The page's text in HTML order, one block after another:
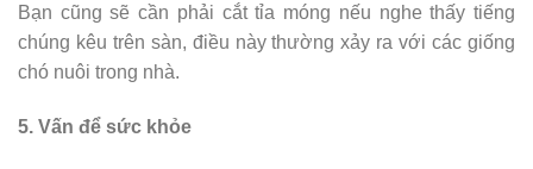
Bạn cũng sẽ cần phải cắt tỉa móng nếu nghe thấy tiếng
chúng kêu trên sàn, điều này thường xảy ra với các giống
chó nuôi trong nhà.
5. Vấn để sức khỏe